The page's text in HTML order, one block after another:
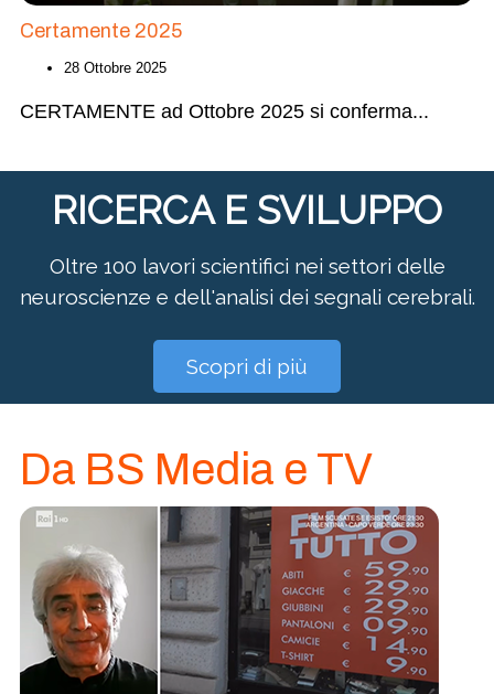
Certamente 2025
28 Ottobre 2025
CERTAMENTE ad Ottobre 2025 si conferma...
RICERCA E SVILUPPO
Oltre 100 lavori scientifici nei settori delle
neuroscienze e dell'analisi dei segnali cerebrali.
Scopri di più
Da BS Media e TV